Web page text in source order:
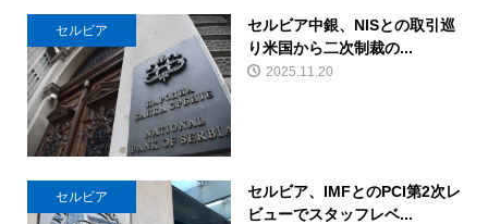
セルビア
セルビア中銀、NISとの取引巡
り米国から二次制裁の...
2025.11.20
セルビア
セルビア、IMFとのPCI第2次レ
ビューでスタッフレベ...